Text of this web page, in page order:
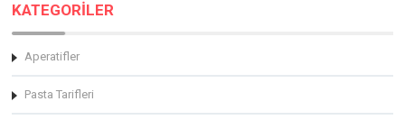
KATEGORİLER
Aperatifler
Pasta Tarifleri